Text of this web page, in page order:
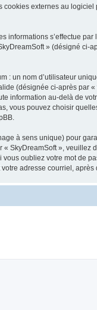
cookies externes au
informations s’effectue
» (désigné
: un nom d’utilisateur
(désignée ci-après par
information au-delà de
vous pouvez choisir
à sens unique) pour
« SkyDreamSoft »,
vous oubliez votre mot de
adresse courriel,